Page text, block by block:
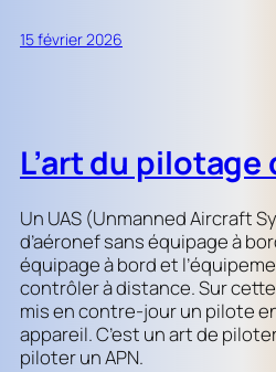
15 février 2026
L’art du pilotage
Un UAS (Unmanned Aircraft
d’aéronef sans équipage à
équipage à bord et
contrôler à distance. Sur
mis en contre-jour un pilote
appareil. C’est un art de
piloter un APN.